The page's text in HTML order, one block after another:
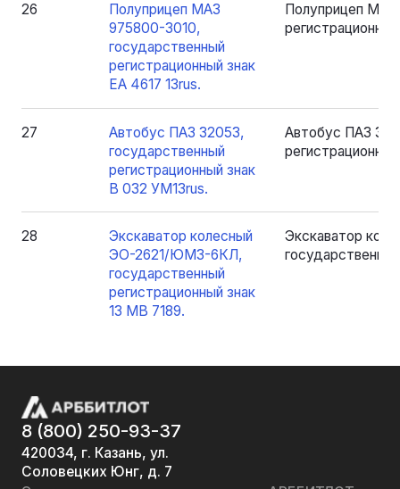
26
Полуприцеп МАЗ
975800-3010,
государственный
регистрационный знак
ЕА 4617 13rus.
Полуприцеп
27
Автобус ПАЗ 32053,
государственный
регистрационный знак
В 032 УМ13rus.
Автобус ПАЗ
28
Экскаватор колесный
ЭО-2621/ЮМЗ-6КЛ,
государственный
регистрационный знак
13 МВ 7189.
Экскаватор
8 (800) 250-93-37
420034, г. Казань, ул.
Соловецких Юнг, д. 7